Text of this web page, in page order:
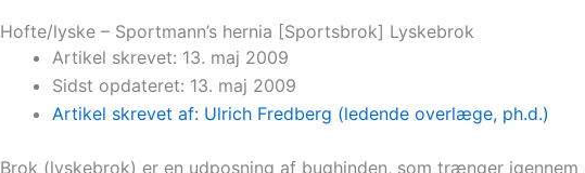
Hofte/lyske – Sportmann’s hernia [Sportsbrok] Lyskebrok
Artikel skrevet: 13. maj 2009
Sidst opdateret: 13. maj 2009
Artikel skrevet af: Ulrich Fredberg (ledende overlæge, ph.d.)
Brok (lyskebrok) er en udposning af bughinden, som trænger igennem